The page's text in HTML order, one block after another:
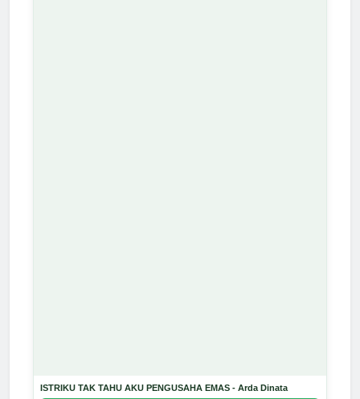
ISTRIKU TAK TAHU AKU PENGUSAHA EMAS - Arda Dinata